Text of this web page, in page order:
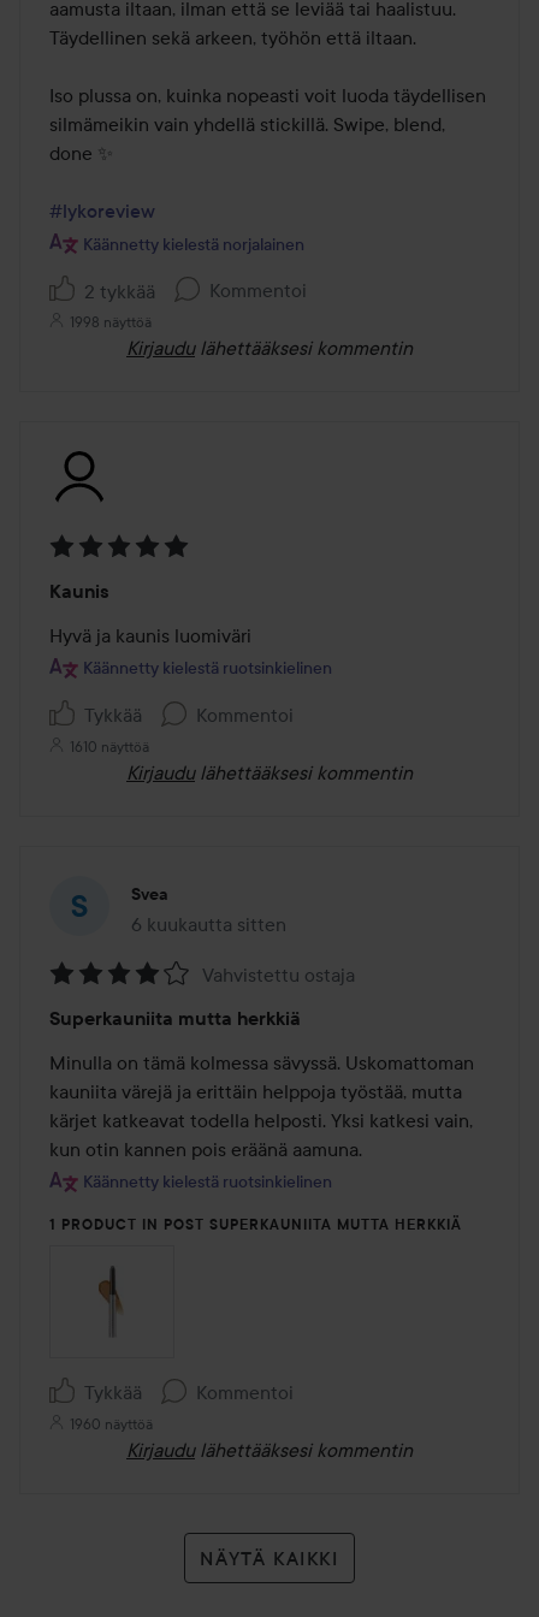
aamusta iltaan, ilman että se leviää tai haalistuu.
Täydellinen sekä arkeen, työhön että iltaan.
Iso plussa on, kuinka nopeasti voit luoda täydellisen
silmämeikin vain yhdellä stickillä. Swipe, blend,
done ✨
#lykoreview
Käännetty kielestä norjalainen
2 tykkää Kommentoi
1998 näyttöä
Kirjaudu lähettääksesi kommentin
5
/
5
Kaunis
Hyvä ja kaunis luomiväri
Käännetty kielestä ruotsinkielinen
Tykkää Kommentoi
1610 näyttöä
Kirjaudu lähettääksesi kommentin
Svea
6 kuukautta sitten
Viesti luotiin 6 kuukautta sitten
4
/
5
Vahvistettu ostaja
Superkauniita mutta herkkiä
Minulla on tämä kolmessa sävyssä. Uskomattoman
kauniita värejä ja erittäin helppoja työstää, mutta
kärjet katkeavat todella helposti. Yksi katkesi vain,
kun otin kannen pois eräänä aamuna.
Käännetty kielestä ruotsinkielinen
1 PRODUCT IN POST SUPERKAUNIITA MUTTA HERKKIÄ
Tykkää Kommentoi
1960 näyttöä
Kirjaudu lähettääksesi kommentin
NÄYTÄ KAIKKI